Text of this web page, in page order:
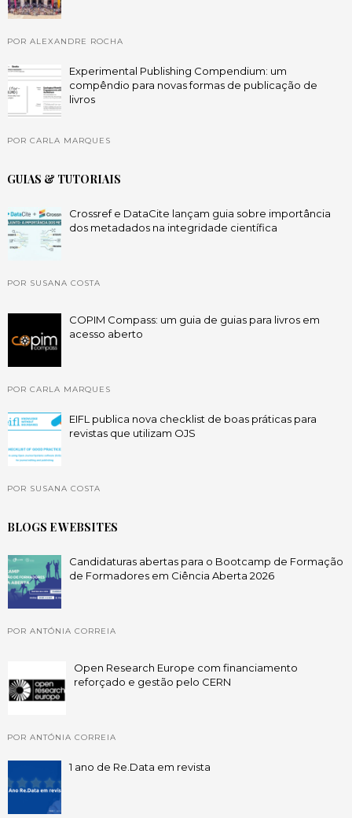
POR ALEXANDRE ROCHA
Experimental Publishing Compendium: um
compêndio para novas formas de publicação de
livros
POR CARLA MARQUES
GUIAS & TUTORIAIS
Crossref e DataCite lançam guia sobre importância
dos metadados na integridade científica
POR SUSANA COSTA
COPIM Compass: um guia de guias para livros em
acesso aberto
POR CARLA MARQUES
EIFL publica nova checklist de boas práticas para
revistas que utilizam OJS
POR SUSANA COSTA
BLOGS E WEBSITES
Candidaturas abertas para o Bootcamp de Formação
de Formadores em Ciência Aberta 2026
POR ANTÓNIA CORREIA
Open Research Europe com financiamento
reforçado e gestão pelo CERN
POR ANTÓNIA CORREIA
1 ano de Re.Data em revista